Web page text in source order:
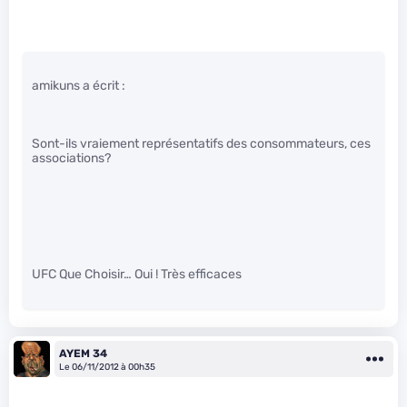
amikuns a écrit :
Sont-ils vraiement représentatifs des consommateurs, ces
associations?
UFC Que Choisir… Oui ! Très efficaces
AYEM 34
Le 06/11/2012 à 00h35